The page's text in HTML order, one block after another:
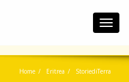
Home Eritrea StoriediTerra